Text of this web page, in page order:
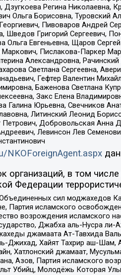
Дзугкоева Регина
Ольга Борисовна, Туровский
Пивоваров Андрей
Григорий Сергеевич,
Ольга Евгеньевна, Щаров
Пислакова-Паркер
Александровна,
Светлана Сергеевна,
Гефтер Валентин
Баженова Светлана
Закс Елена
Галина Юрьевна, Свечников
Литинский Леонид
Добровольская Анна
Левинсон Лев
NKOForeignAgent.aspx
в том
Федерации
сил моджахедов
Партия исламского
возрождения исламского
Джабха аль-Нусра
джамаата Ат-Тавхида
Джихад, Хайят Тахрир аш-Шам,
Хатлонский джамаат,
Азов, Партия исламского
Убийц, Молодёжь Которая